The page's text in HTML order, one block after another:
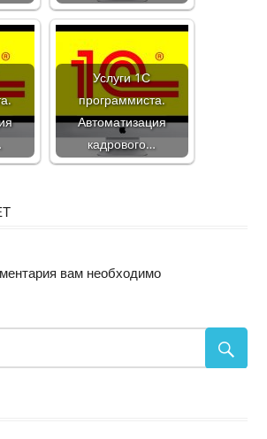
Услуги 1С
программиста.
Автоматизация
кадрового…
вам необходимо